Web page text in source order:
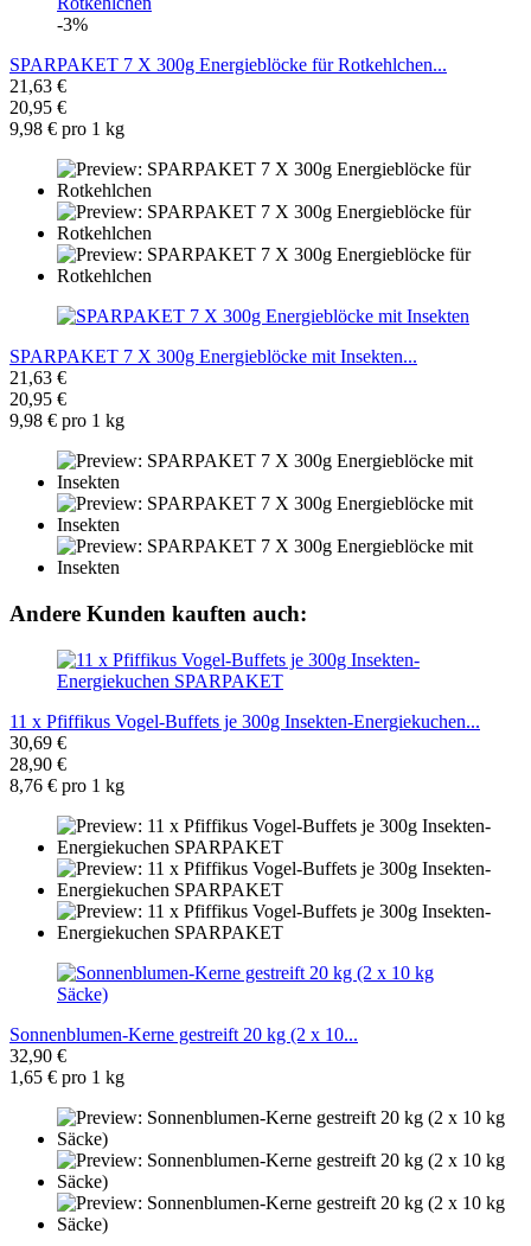
-3%
SPARPAKET 7 X 300g Energieblöcke für Rotkehlchen...
21,63 €
20,95 €
9,98 € pro 1 kg
SPARPAKET 7 X 300g Energieblöcke mit Insekten...
21,63 €
20,95 €
9,98 € pro 1 kg
Andere Kunden kauften auch:
11 x Pfiffikus Vogel-Buffets je 300g Insekten-Energiekuchen...
30,69 €
28,90 €
8,76 € pro 1 kg
Sonnenblumen-Kerne gestreift 20 kg (2 x 10...
32,90 €
1,65 € pro 1 kg